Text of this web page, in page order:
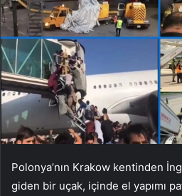
Polonya’nın Krakow kentinden
giden bir uçak, içinde el yapımı